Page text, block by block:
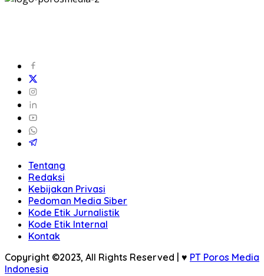
Tentang
Redaksi
Kebijakan Privasi
Pedoman Media Siber
Kode Etik Jurnalistik
Kode Etik Internal
Kontak
Copyright ©2023, All Rights Reserved | ♥ PT Poros Media
Indonesia